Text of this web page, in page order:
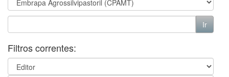
Filtros correntes: